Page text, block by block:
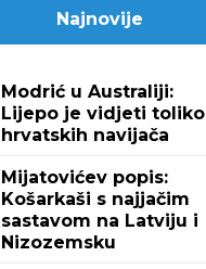
Najnovije
Modrić u Australiji:
Lijepo je vidjeti toliko
hrvatskih navijača
Mijatovićev popis:
Košarkaši s najjačim
sastavom na Latviju i
Nizozemsku